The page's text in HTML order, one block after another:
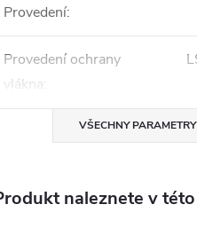
Provedení:
Provedení ochrany
vlákna:
VŠECHNY PARAMETRY
naleznete v